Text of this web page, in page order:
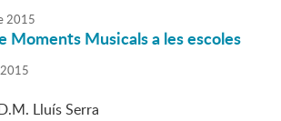
2015
Moments Musicals a les escoles
2015
Lluís Serra